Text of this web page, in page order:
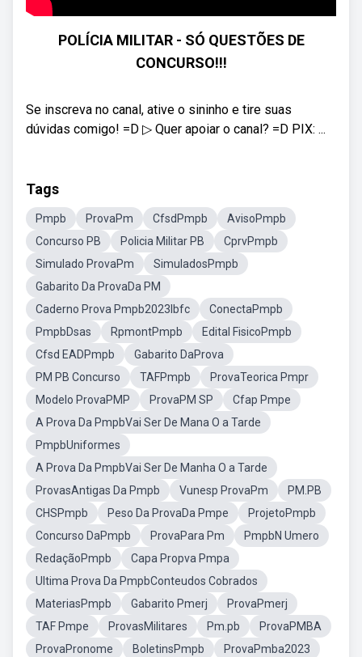
POLÍCIA MILITAR - SÓ QUESTÕES DE
CONCURSO!!!
Se inscreva no canal, ative o sininho e tire suas
dúvidas comigo! =D ▷ Quer apoiar o canal? =D PIX: ...
Tags
Pmpb ProvaPm CfsdPmpb
AvisoPmpb
Concurso PB
Policia Militar PB
CprvPmpb
Simulado ProvaPm
SimuladosPmpb
Gabarito Da ProvaDa PM
Caderno Prova Pmpb2023Ibfc
ConectaPmpb
PmpbDsas
RpmontPmpb
Edital FisicoPmpb
Cfsd EADPmpb
Gabarito DaProva
PM PB Concurso
TAFPmpb
ProvaTeorica Pmpr
Modelo ProvaPMP
ProvaPM SP
Cfap Pmpe
A Prova Da PmpbVai Ser De Mana O a Tarde
PmpbUniformes
A Prova Da PmpbVai Ser De Manha O a Tarde
ProvasAntigas Da Pmpb
Vunesp ProvaPm
PM.PB
CHSPmpb
Peso Da ProvaDa Pmpe
ProjetoPmpb
Concurso DaPmpb
ProvaPara Pm
PmpbN Umero
RedaçãoPmpb
Capa Propva Pmpa
Ultima Prova Da PmpbConteudos Cobrados
MateriasPmpb
Gabarito Pmerj
ProvaPmerj
TAF Pmpe
ProvasMilitares Pm.pb
ProvaPMBA
ProvaPronome
BoletinsPmpb
ProvaPmba2023